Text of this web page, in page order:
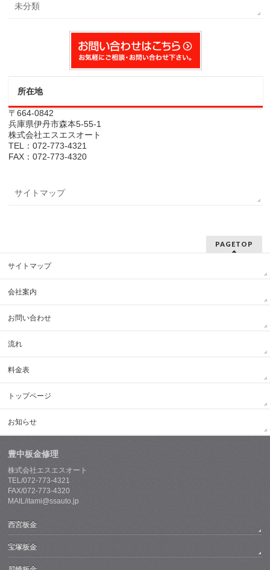
未分類
所在地
〒664-0842
兵庫県伊丹市森本5-55-1
株式会社エスエスオート
TEL：072-773-4321
FAX：072-773-4320
サイトマップ
PAGETOP
サイトマップ
会社案内
お問い合わせ
流れ
料金表
トップページ
お知らせ
豊中板金修理
株式会社エスエスオート
TEL/072-773-4321
FAX/072-773-4320
MAIL/itami@ssauto.jp
西宮板金
宝塚板金